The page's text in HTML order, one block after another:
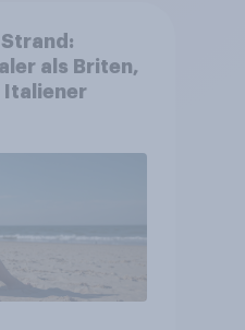
als Briten,
Italiener